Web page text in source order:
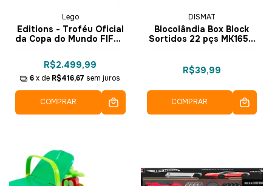
Lego
Editions - Troféu Oficial
da Copa do Mundo FIFA™
R$2.499,99
6 x de R$416,67 sem juros
COMPRAR
DISMAT
Blocolândia Box Block
Sortidos 22 pçs MK165 -
R$39,99
COMPRAR